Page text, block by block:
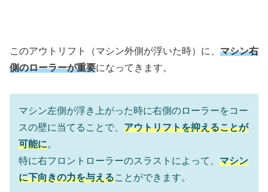
このアウトリフト（マシン外側が浮いた時）に、 マシン右
側のローラーが重要になってきます。
マシン左側が浮き上がった時に右側のローラーをコー
スの壁に当てることで、 アウトリフトを抑えることが
可能に。
特に右フロントローラーのスラストによって、 マシン
に下向きの力を与えることができます。